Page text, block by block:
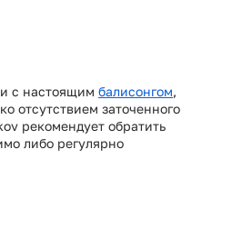
с настоящим балисонгом,
отсутствием заточенного
рекомендует обратить
либо регулярно